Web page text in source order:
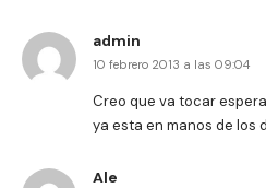
admin
10 febrero 2013 a las 09:04
Creo que va tocar
ya esta en manos de los
Ale